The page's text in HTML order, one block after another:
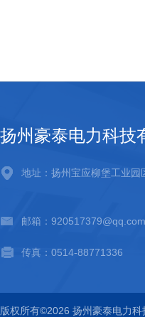
扬州豪泰电力科技
地址：扬州宝应柳堡工业园
邮箱：920517379@qq.com
传真：0514-88771336
版权所有©2026 扬州豪泰电力